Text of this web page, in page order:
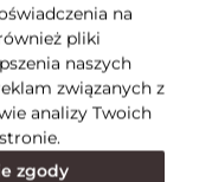
na
pliki
naszych
związanych z
analizy Twoich
zgody